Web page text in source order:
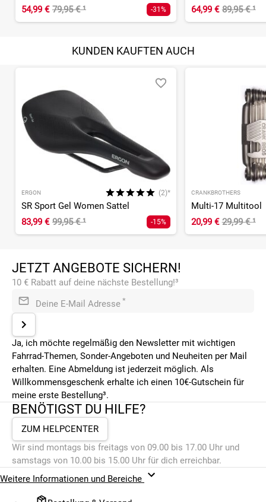
54,99 € 79,95 €¹ -31%
64,99 € 89,95 €¹
KUNDEN KAUFTEN AUCH
ERGON (2)*
SR Sport Gel Women Sattel
83,99 € 99,95 €¹ -15%
CRANKBROTHERS
Multi-17 Multitool
20,99 € 29,99 €¹
JETZT ANGEBOTE SICHERN!
10 € Rabatt auf deine nächste Bestellung!³
Deine E-Mail Adresse *
Ja, ich möchte regelmäßig den Newsletter mit wichtigen
Fahrrad-Themen, Sonder-Angeboten und Neuheiten per Mail
erhalten. Eine Abmeldung ist jederzeit möglich. Als
Willkommensgeschenk erhalte ich einen 10€-Gutschein für
meine erste Bestellung³.
BENÖTIGST DU HILFE?
ZUM HELPCENTER
Wir sind montags bis freitags von 09.00 bis 17.00 Uhr und
samstags von 10.00 bis 15.00 Uhr für dich erreichbar.
Weitere Informationen und Bereiche